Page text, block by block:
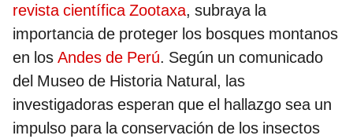
revista científica Zootaxa, subraya la
importancia de proteger los bosques montanos
en los Andes de Perú. Según un comunicado
del Museo de Historia Natural, las
investigadoras esperan que el hallazgo sea un
impulso para la conservación de los insectos